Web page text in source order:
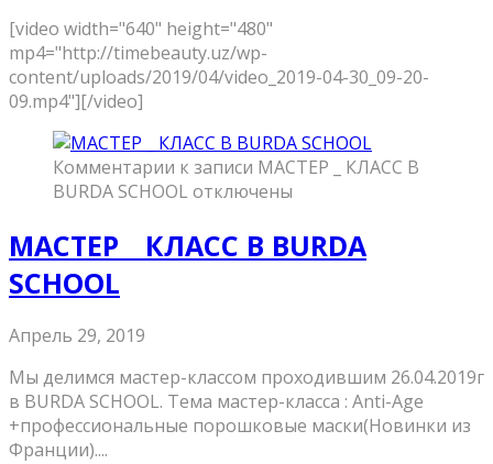
[video width="640" height="480"
mp4="http://timebeauty.uz/wp-
content/uploads/2019/04/video_2019-04-30_09-20-
09.mp4"][/video]
Комментарии к записи МАСТЕР _ КЛАСС В
BURDA SCHOOL отключены
МАСТЕР _ КЛАСС В BURDA
SCHOOL
Апрель 29, 2019
Мы делимся мастер-классом проходившим 26.04.2019г
в BURDA SCHOOL. Тема мастер-класса : Anti-Age
+профессиональные порошковые маски(Новинки из
Франции)....